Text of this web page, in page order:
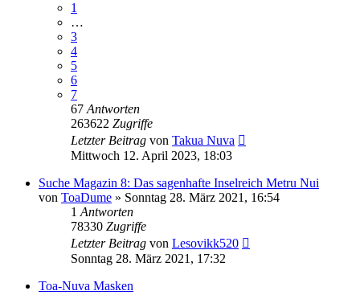
1
…
3
4
5
6
7
67 Antworten
263622 Zugriffe
Letzter Beitrag von Takua Nuva
Mittwoch 12. April 2023, 18:03
Suche Magazin 8: Das sagenhafte Inselreich Metru Nui
von ToaDume » Sonntag 28. März 2021, 16:54
1 Antworten
78330 Zugriffe
Letzter Beitrag von Lesovikk520
Sonntag 28. März 2021, 17:32
Toa-Nuva Masken